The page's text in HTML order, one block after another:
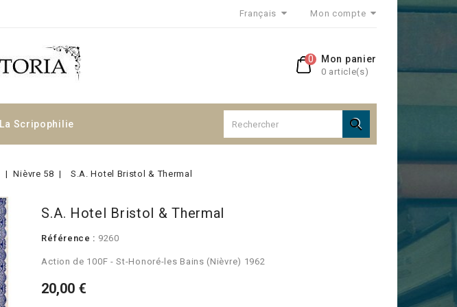
Français Mon compte
Mon panier
0 article(s)
0
La Scripophilie 
Nièvre 58 S.A. Hotel Bristol & Thermal
S.A. Hotel Bristol & Thermal
Référence : 9260
Action de 100F - St-Honoré-les Bains (Nièvre) 1962
20,00 €